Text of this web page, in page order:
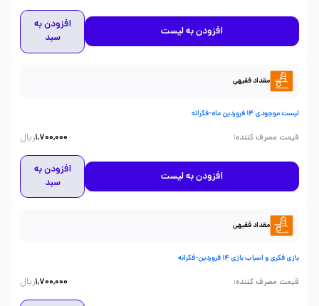
افزودن به لیست
افزودن به
سبد
مقداد فقیهی
لیست موجودی 14 فروردین ماه-فکرانه
قیمت مصرف کننده:
1,700,000ریال
افزودن به لیست
افزودن به
سبد
مقداد فقیهی
بازی فکری و اسباب بازی 14 فروردین-فکرانه
قیمت مصرف کننده:
1,700,000ریال